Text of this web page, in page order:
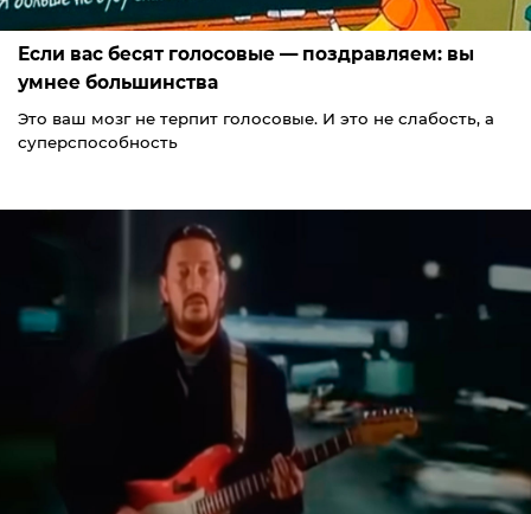
Если вас бесят голосовые — поздравляем: вы
умнее большинства
Это ваш мозг не терпит голосовые. И это не слабость, а
суперспособность